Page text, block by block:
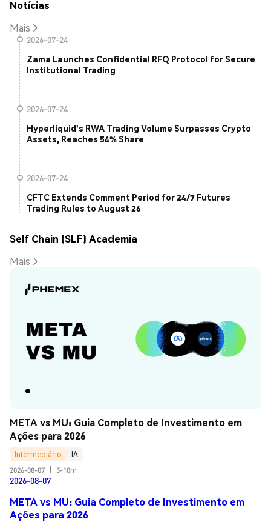
Notícias
Mais
2026-07-24
Zama Launches Confidential RFQ Protocol for Secure
Institutional Trading
2026-07-24
Hyperliquid's RWA Trading Volume Surpasses Crypto
Assets, Reaches 54% Share
2026-07-24
CFTC Extends Comment Period for 24/7 Futures
Trading Rules to August 26
Self Chain (SLF) Academia
Mais
META vs MU: Guia Completo de Investimento em
Ações para 2026
Intermediário
IA
2026-08-07
5-10m
2026-08-07
META vs MU: Guia Completo de Investimento em
Ações para 2026